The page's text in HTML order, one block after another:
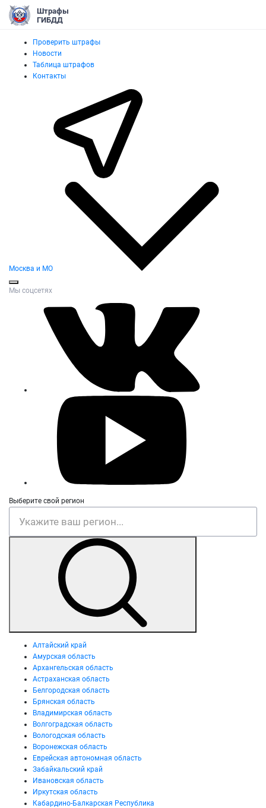
Штрафы
ГИБДД
Проверить штрафы
Новости
Таблица штрафов
Контакты
Москва и МО
Мы соцсетях
Выберите свой регион
Алтайский край
Амурская область
Архангельская область
Астраханская область
Белгородская область
Брянская область
Владимирская область
Волгоградская область
Вологодская область
Воронежская область
Еврейская автономная область
Забайкальский край
Ивановская область
Иркутская область
Кабардино-Балкарская Республика